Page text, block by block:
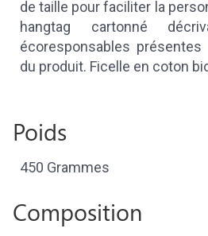
de taille pour faciliter la
hangtag cartonné
écoresponsables
du produit. Ficelle en coton
Poids
450 Grammes
Composition